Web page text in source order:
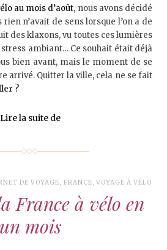
au mois d’août, nous avons décidé
rien n’avait de sens lorsque l’on a de
des klaxons, vu toutes ces lumières
ambiant… Ce souhait était déjà
bien avant, mais le moment de se
arrivé. Quitter la ville, cela ne se fait
?
Lire la suite de
DE VOYAGE, FRANCE, VOYAGE À VÉLO
France à vélo en
un mois